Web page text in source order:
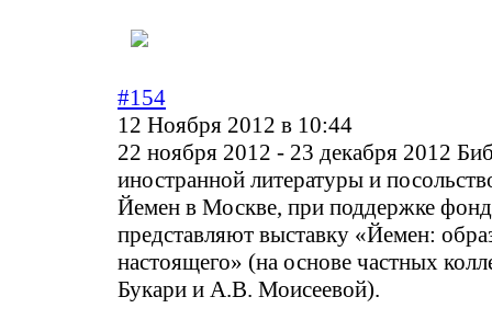
#154
12 Ноября 2012 в 10:44
22 ноября 2012 - 23 декабря 2012
иностранной литературы и
Йемен в Москве, при поддержке
представляют выставку «Йемен:
настоящего» (на основе частных
Букари и А.В. Моисеевой).